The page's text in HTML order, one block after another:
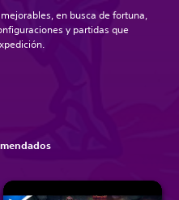
en busca de fortuna,
y partidas que